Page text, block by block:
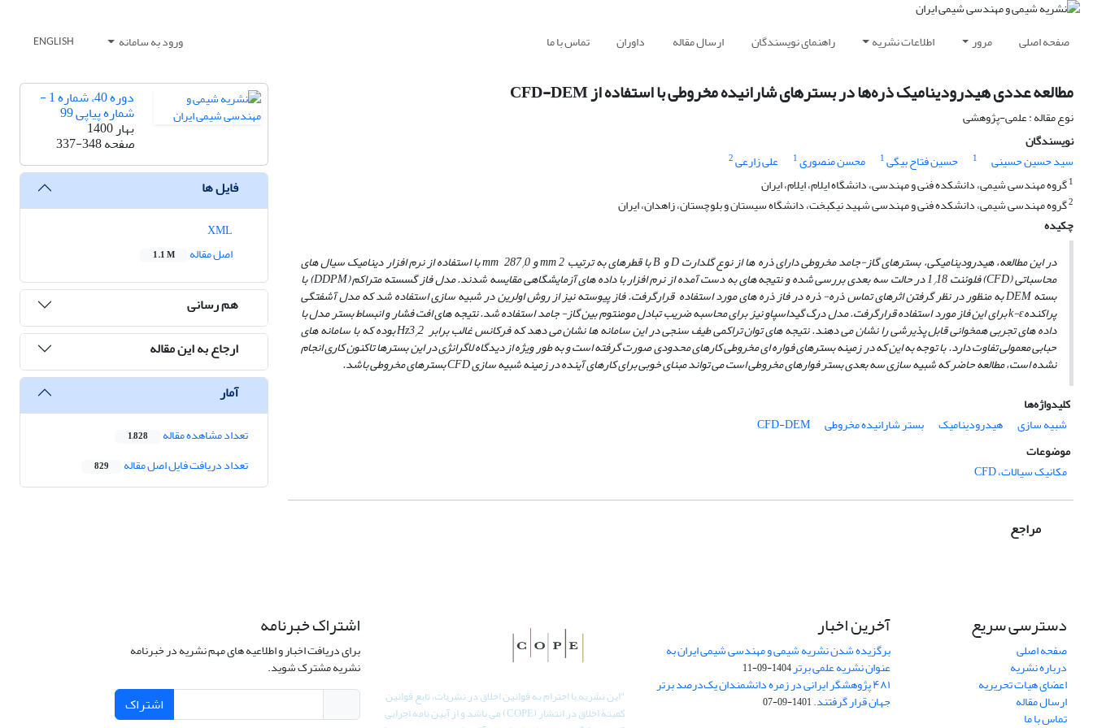
صفحه اصلی مرور اطلاعات نشریه راهنمای نویسندگان ارسال مقاله داوران تماس با ما ورود به سامانه ENGLISH
مطالعه عددی هیدرودینامیک ذره‌ها در بسترهای شارانیده مخروطی با استفاده از CFD-DEM
نوع مقاله : علمی-پژوهشی
نویسندگان
سید حسین حسینی
1 حسین فتاح بیگی1 محسن منصوری1 علی زارعی2
1گروه مهندسی شیمی، دانشکده فنی و مهندسی، دانشگاه ایلام، ایلام، ایران
2گروه مهندسی شیمی، دانشکده فنی و مهندسی شهید نیکبخت، دانشگاه سیستان و بلوچستان، زاهدان، ایران
چکیده
در این مطالعه، هیدرودینامیکی، بسترهای گاز-جامد مخروطی دارای ذره­ ها از نوع گلدارت D و B با قطرهای به ترتیب mm 2 و mm 287
/ 0 با استفاده از نرم افزار دینامیک سیال­ های
محاسباتی (CFD) فلوئنت 1 / 18 در حالت سه بعدی بررسی شده و نتیجه ­های به­ دست آمده از نرم افزار با داده های آزمایشگاهی مقایسه شدند. مدل فاز گسسته متراکم (DDPM) با
بسته DEM به منظور در نظر گرفتن اثرهای تماس ذره- ذره در فاز ذره­ های مورد استفاده قرارگرفت. فاز پیوسته نیز از روش اولرین در شبیه سازی استفاده شد که مدل آشفتگی
پراکندهk-ԑ برای این فاز مورد استفاده قرارگرفت. مدل درگ گیداسپاو نیز برای محاسبه ضریب تبادل مومنتوم بین گاز- جامد استفاده شد. نتیجه ­های افت فشار و انبساط بستر مدل با
داده های تجربی همخوانی قابل پذیرشی را نشان می دهند. نتیجه­ های توان تراکمی طیف سنجی در این سامانه­ ها نشان می دهد که فرکانس غالب برابر Hz3 / 2 بوده که با سامانه­ های
حبابی معمولی تفاوت دارد. با توجه به این­ که در زمینه بسترهای فواره ای مخروطی کارهای محدودی صورت گرفته است و به ­طور ویژه از دیدگاه لاگرانژی در این بسترها تاکنون کاری انجام
نشده است، مطالعه حاضر که شبیه سازی سه بعدی بستر فواره­ای مخروطی است می تواند مبنای خوبی برای کارهای آینده در زمینه شبیه سازی CFD بسترهای مخروطی باشد.
کلیدواژه‌ها
شبیه سازی
هیدرودینامیک بستر شارانیده مخروطی
CFD-DEM
موضوعات
مکانیک سیالات، CFD
مراجع
دوره 40، شماره 1 -
شماره پیاپی 99
بهار 1400
صفحه337-348
فایل ها
اصل مقاله
1.1 M
هم رسانی
ارجاع به این مقاله
آمار
تعداد مشاهده مقاله 1,828
تعداد دریافت فایل اصل مقاله 829
دسترسی سریع
صفحه اصلی
درباره نشریه
اعضای هیات تحریریه
ارسال مقاله
تماس با ما
آخرین اخبار
برگزیده شدن نشریه شیمی و مهندسی شیمی ایران به
عنوان نشریه علمی برتر1404-09-11
۴۸۱ پژوهشگر ایرانی در زمره دانشمندان یک‌درصد برتر
جهان قرار گرفتند.1401-09-07
"این نشریه با احترام به قوانین اخلاق در نشریات، تابع قوانین
کمیتۀ اخلاق در انتشار (COPE) می باشد و از آیین نامه اجرایی
اشتراک خبرنامه
برای دریافت اخبار و اطلاعیه های مهم نشریه در خبرنامه
نشریه مشترک شوید.
اشتراک